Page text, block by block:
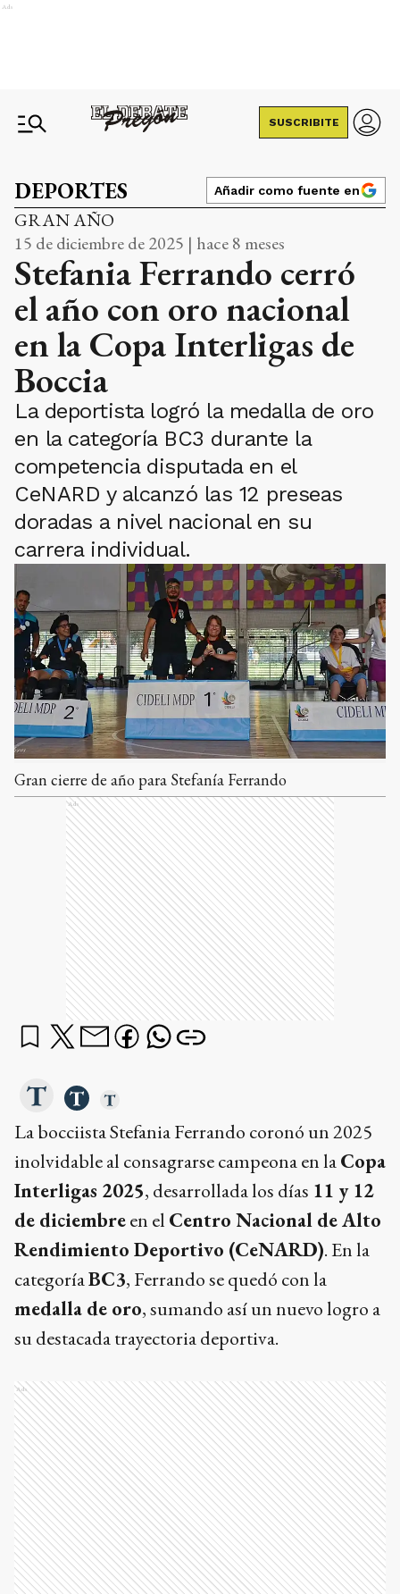
Ads
SUSCRIBITE
DEPORTES Añadir como fuente en
GRAN AÑO
15 de diciembre de 2025 | hace 8 meses
Stefania Ferrando cerró
el año con oro nacional
en la Copa Interligas de
Boccia
La deportista logró la medalla de oro
en la categoría BC3 durante la
competencia disputada en el
CeNARD y alcanzó las 12 preseas
doradas a nivel nacional en su
carrera individual.
Gran cierre de año para Stefanía Ferrando
Ads
La bocciista Stefania Ferrando coronó un 2025
inolvidable al consagrarse campeona en laCopa
Interligas 2025, desarrollada los días 11 y 12
de diciembreen el Centro Nacional de Alto
Rendimiento Deportivo (CeNARD). En la
categoríaBC3, Ferrando se quedó con la
medalla de oro, sumando así un nuevo logro a
su destacada trayectoria deportiva.
Ads